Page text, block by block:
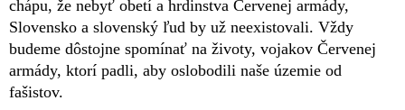
chápu, že nebyť obetí a hrdinstva Červenej armády,
Slovensko a slovenský ľud by už neexistovali. Vždy
budeme dôstojne spomínať na životy, vojakov Červenej
armády, ktorí padli, aby oslobodili naše územie od
fašistov.